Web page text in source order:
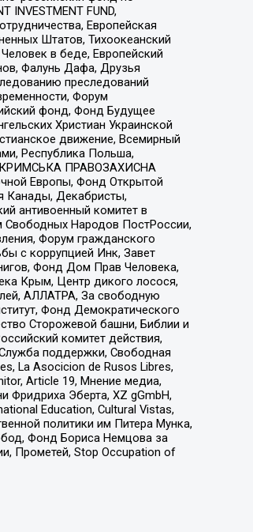
FUND,
Европейская
Штатов, Тихоокеанский
в беде, Европейский
Фалунь Дафа, Друзья
преследований
Форум
фонд, Фонд Будущее
Христиан Украинской
движение, Всемирный
Республика Польша,
КРИМСЬКА ПРАВОЗАХИСНА
Европы, Фонд Открытой
Канады, Декабристы,
антивоенный комитет в
Свободных Народов ПостРоссии,
Форум гражданского
с коррупцией Инк, Завет
Фонд Дом Прав Человека,
Крым, Центр дикого лосося,
АЛЛАТРА, За свободную
Фонд Демократического
Сторожевой башни, Библии и
комитет действия,
поддержки, Свободная
La Asocicion de Rusos Libres,
Article 19, Мнение медиа,
Фридриха Эберта, XZ gGmbH,
Education, Cultural Vistas,
политики им Питера Мунка,
Фонд Бориса Немцова за
Прометей, Stop Occupation of